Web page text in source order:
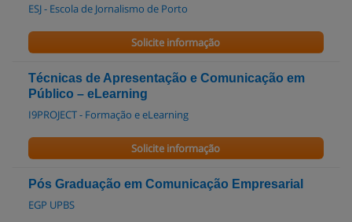
ESJ - Escola de Jornalismo de Porto
Solicite informação
Técnicas de Apresentação e Comunicação em
Público – eLearning
I9PROJECT - Formação e eLearning
Solicite informação
Pós Graduação em Comunicação Empresarial
EGP UPBS